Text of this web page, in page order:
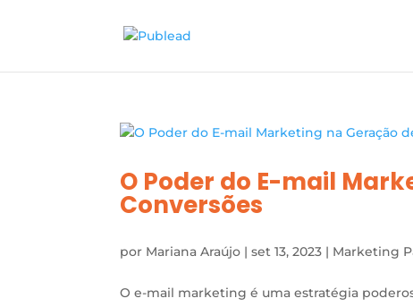
O Poder do E-mail
Conversões
por Mariana Araújo |set 13, 2023 | Marketing
O e-mail marketing é uma estratégia